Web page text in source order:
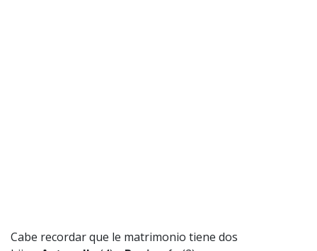
Cabe recordar que le matrimonio tiene dos